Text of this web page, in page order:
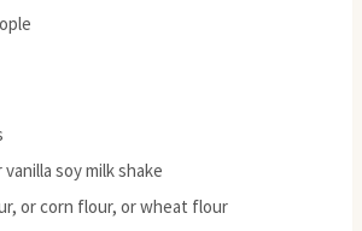
soy milk shake
or corn flour, or wheat flour